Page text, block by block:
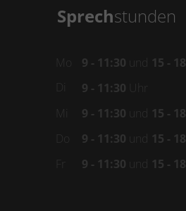
Sprechstunden
Mo 9 - 11:30 und 15 - 18
9 - 11:30
Mi
9 - 11:30 und 15 - 18
9 - 11:30 und 15 - 18
9 - 11:30 und 15 - 18